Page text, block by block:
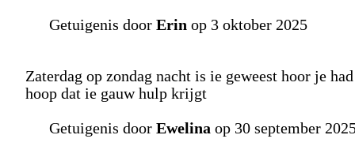
Getuigenis door Erin op 3 oktober 2025
Zaterdag op zondag nacht is ie geweest hoor je
hoop dat ie gauw hulp krijgt
Getuigenis door Ewelina op 30 september